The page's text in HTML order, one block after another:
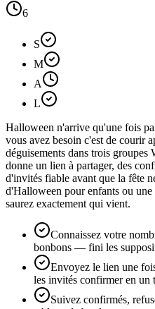
6
S
M
A
L
Halloween n'arrive qu'une fois
vous avez besoin c'est de courir
déguisements dans trois
donne un lien à partager, des
d'invités fiable avant que la fête
d'Halloween pour enfants ou
saurez exactement qui vient.
Connaissez votre
bonbons — fini les
Envoyez le lien une
les invités confirmer en un
Suivez confirmés,